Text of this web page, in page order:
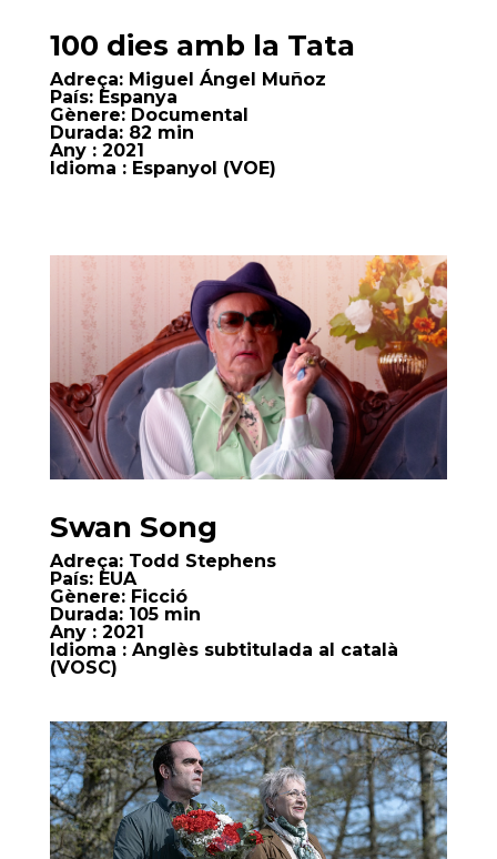
100 dies amb la Tata
Adreça:Miguel Ángel Muñoz
País:Espanya
Gènere:Documental
Durada:82 min
Any: 2021
Idioma : Espanyol (VOE)
Swan Song
Adreça:Todd Stephens
País:EUA
Gènere:Ficció
Durada:105 min
Any: 2021
Idioma : Anglès subtitulada al català
(VOSC)